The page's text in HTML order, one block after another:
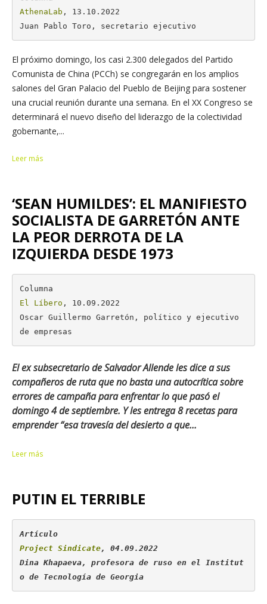
AthenaLab , 13.10.2022
Juan Pablo Toro, secretario ejecutivo
El próximo domingo, los casi 2.300 delegados del Partido
Comunista de China (PCCh) se congregarán en los amplios
salones del Gran Palacio del Pueblo de Beijing para sostener
una crucial reunión durante una semana. En el XX Congreso se
determinará el nuevo diseño del liderazgo de la colectividad
gobernante,...
Leer más
‘SEAN HUMILDES’: EL MANIFIESTO
SOCIALISTA DE GARRETÓN ANTE
LA PEOR DERROTA DE LA
IZQUIERDA DESDE 1973
El Líbero , 10.09.2022
Oscar Guillermo Garretón, político y ejecutivo
de empresas
El ex subsecretario de Salvador Allende les dice a sus
compañeros de ruta que no basta una autocrítica sobre
errores de campaña para enfrentar lo que pasó el
domingo 4 de septiembre. Y les entrega 8 recetas para
emprender “esa travesía del desierto a que...
Leer más
PUTIN EL TERRIBLE
Artículo
Project Sindicate, 04.09.2022
Dina Khapaeva, profesora de ruso en el Institut
o de Tecnología de Georgia